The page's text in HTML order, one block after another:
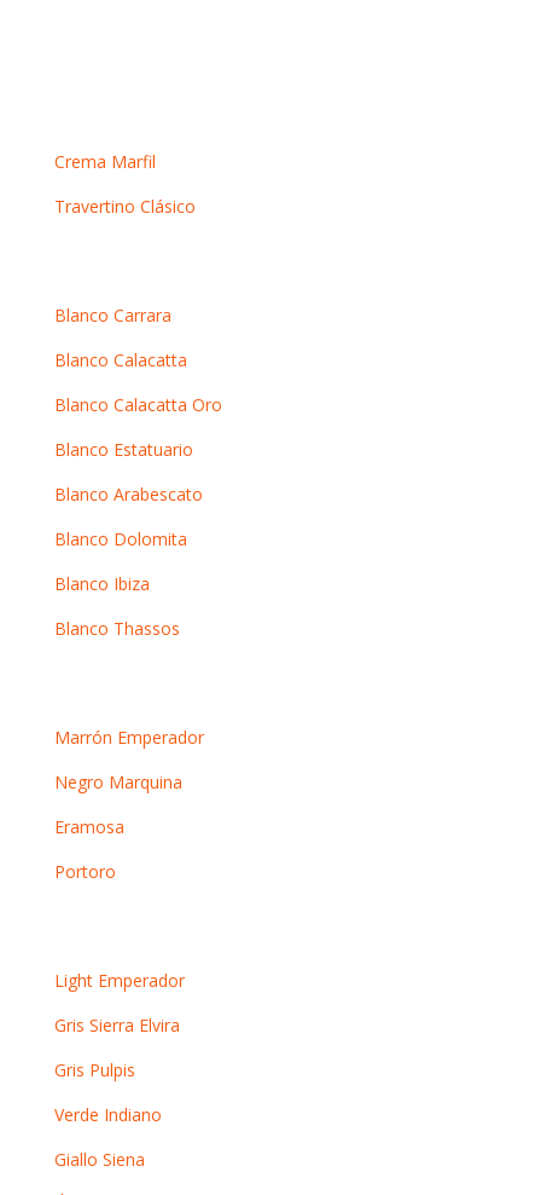
Crema Marfil
Travertino Clásico
Blanco Carrara
Blanco Calacatta
Blanco Calacatta Oro
Blanco Estatuario
Blanco Arabescato
Blanco Dolomita
Blanco Ibiza
Blanco Thassos
Marrón Emperador
Negro Marquina
Eramosa
Portoro
Light Emperador
Gris Sierra Elvira
Gris Pulpis
Verde Indiano
Giallo Siena